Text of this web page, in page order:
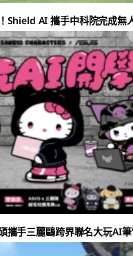
Shield AI 攜手中科院完成無
攜手三麗鷗跨界聯名大玩AI